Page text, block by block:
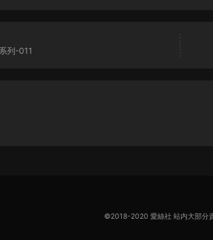
列-011
©2018-2020 愛絲社 站内大部分